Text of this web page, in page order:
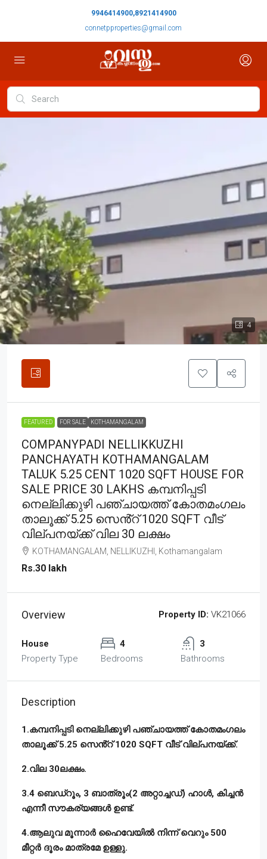
9946414900,8921414900
connetpproperties@gmail.com
4
FEATURED FOR SALE KOTHAMANGALAM
COMPANYPADI NELLIKKUZHI
PANCHAYATH KOTHAMANGALAM
TALUK 5.25 CENT 1020 SQFT HOUSE FOR
SALE PRICE 30 LAKHS കമ്പനിപ്പടി
നെല്ലിക്കുഴി പഞ്ചായത്ത് കോതമംഗലം
താലൂക്ക് 5.25 സെൻ്റ് 1020 SQFT വീട്
വില്പനയ്ക്ക് വില 30 ലക്ഷം
KOTHAMANGALAM, NELLIKUZHI, Kothamangalam
Rs.30 lakh
Overview Property ID: VK21066
House
Property Type
4
Bedrooms
3
Bathrooms
Description
1.കമ്പനിപ്പടി നെല്ലിക്കുഴി പഞ്ചായത്ത് കോതമംഗലം
താലൂക്ക് 5.25 സെൻ്റ് 1020 SQFT വീട് വില്പനയ്ക്ക്.
2.വില 30ലക്ഷം.
3.4 ബെഡ്‌റൂം, 3 ബാത്രൂം(2 അറ്റാച്ചഡ്) ഹാൾ, കിച്ചൻ
എന്നീ സൗകര്യങ്ങൾ ഉണ്ട്.
4.ആലുവ മൂന്നാർ ഹൈവേയിൽ നിന്ന് വെറും 500
മീറ്റർ ദൂരം മാത്രമേ ഉള്ളു.